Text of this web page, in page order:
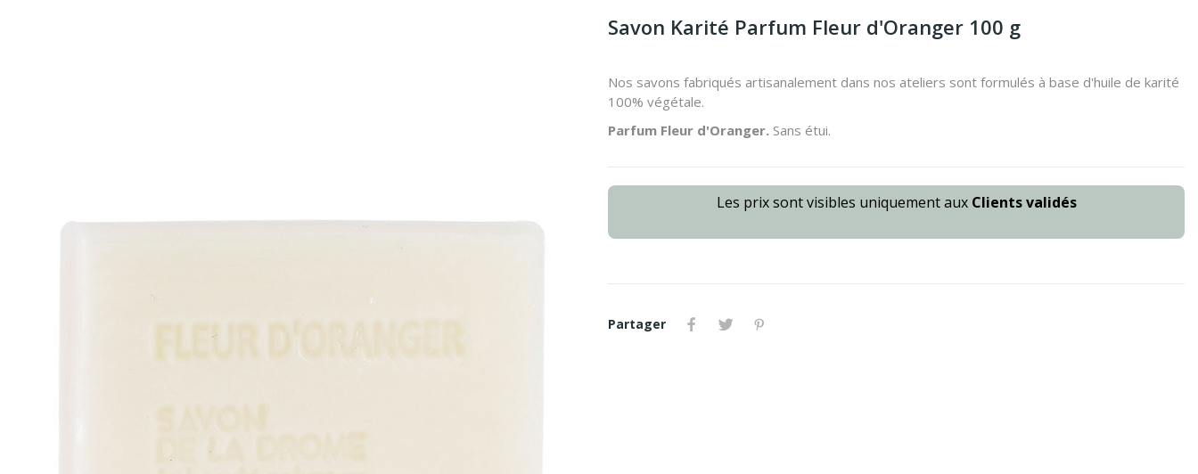
Savon Karité Parfum Fleur d'Oranger 100 g
Nos savons fabriqués artisanalement dans nos ateliers sont formulés à base d'huile de karité
100% végétale.
Parfum Fleur d'Oranger. Sans étui.
Les prix sont visibles uniquement aux Clients validés
Partager